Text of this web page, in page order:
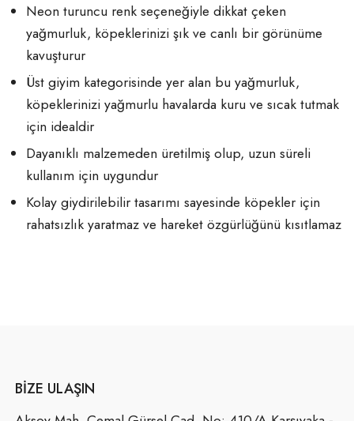
Neon turuncu renk seçeneğiyle dikkat çeken
yağmurluk, köpeklerinizi şık ve canlı bir görünüme
kavuşturur
Üst giyim kategorisinde yer alan bu yağmurluk,
köpeklerinizi yağmurlu havalarda kuru ve sıcak tutmak
için idealdir
Dayanıklı malzemeden üretilmiş olup, uzun süreli
kullanım için uygundur
Kolay giydirilebilir tasarımı sayesinde köpekler için
rahatsızlık yaratmaz ve hareket özgürlüğünü kısıtlamaz
BIZE ULAŞIN